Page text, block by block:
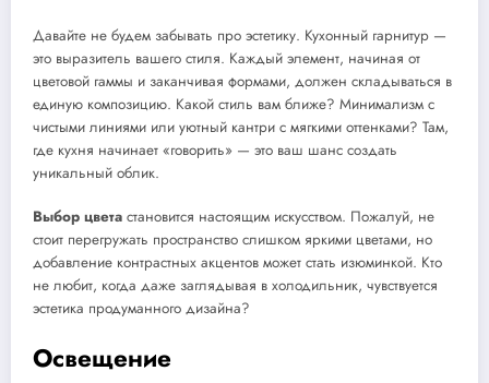
Давайте не будем забывать про эстетику. Кухонный гарнитур —
это выразитель вашего стиля. Каждый элемент, начиная от
цветовой гаммы и заканчивая формами, должен складываться в
единую композицию. Какой стиль вам ближе? Минимализм с
чистыми линиями или уютный кантри с мягкими оттенками? Там,
где кухня начинает «говорить» — это ваш шанс создать
уникальный облик.
Выбор цвета становится настоящим искусством. Пожалуй, не
стоит перегружать пространство слишком яркими цветами, но
добавление контрастных акцентов может стать изюминкой. Кто
не любит, когда даже заглядывая в холодильник, чувствуется
эстетика продуманного дизайна?
Освещение